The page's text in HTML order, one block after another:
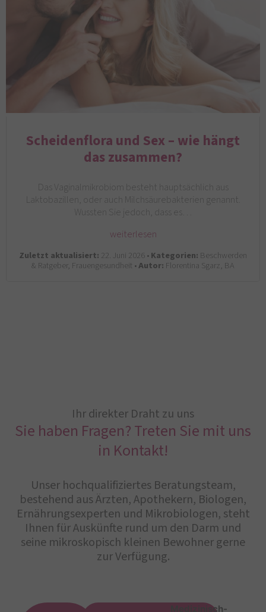
Scheidenflora und Sex – wie hängt
das zusammen?
Das Vaginalmikrobiom besteht hauptsächlich aus
Laktobazillen, oder auch Milchsäurebakterien genannt.
Wussten Sie jedoch, dass es…
weiterlesen
Zuletzt aktualisiert: 22. Juni 2026 •Kategorien: Beschwerden
& Ratgeber, Frauengesundheit •Autor: Florentina Sgarz, BA
Ihr direkter Draht zu uns
Sie haben Fragen? Treten Sie mit uns
in Kontakt!
Unser hochqualifiziertes Beratungsteam,
bestehend aus Ärzten, Apothekern, Biologen,
Ernährungsexperten und Mikrobiologen, steht
Ihnen für Auskünfte rund um den Darm und
seine mikroskopisch kleinen Bewohner gerne
zur Verfügung.
Medizinisch-